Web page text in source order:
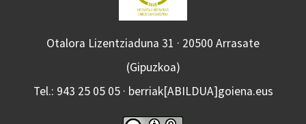
Otalora Lizentziaduna 31 · 20500 Arrasate
(Gipuzkoa)
Tel.: 943 25 05 05 · berriak[ABILDUA]goiena.eus